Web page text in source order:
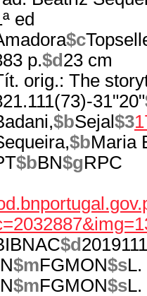
ed
$c
p.$d 23 cm
orig.: The
31"20"
$bSejal$3
$bMaria
$bBN$gRPC
$d
$mFGMON$sL.
$mFGMON$s